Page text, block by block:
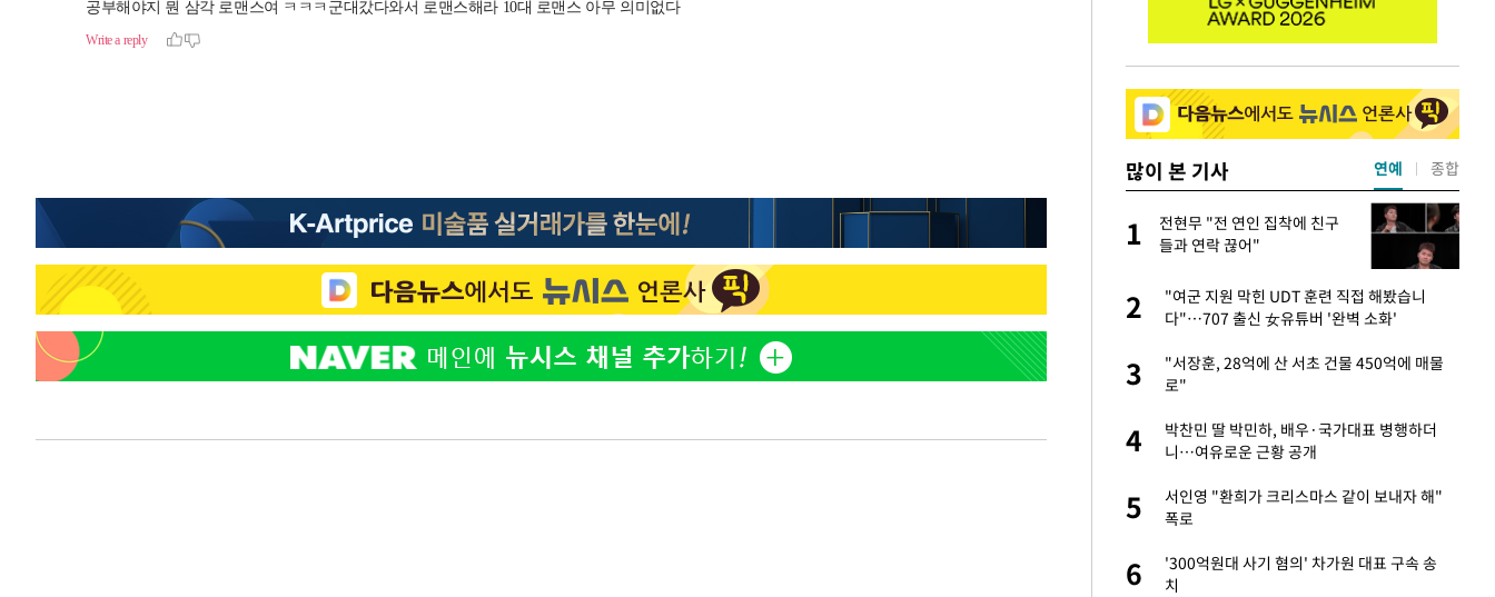
-21326초 전 >
[속보]종합특검, '관저이전 봐주기 감사' 유병호 구속기소
압수수색
-14519초 전 >
[속보]원·달러 환율, 오전 9시 1423.8원
-14315초 전 >[속보]삼성전자·SK하이닉스 동반 강보합…1%대 상승 출발
-14301초 전 >
[속보]코스닥, 5.95포인트(0.74%) 상승한 807.62개장
-14269초 전 >[속보]코스피, 6300선 재탈환…1.09% 오른 6365.07 개장
-11434초 전 >
시리아 다마스쿠스 교외에서 미니버스 폭발.. 14명 부상, 3명은 중
-10732초 전 >
입추에도 극한더위…서울 낮 39도 '폭염중대경보'
-4411초 전 >[속보]美, 폴리실리콘 수입 규제…파생제품 15% 관세, 120일 후 발
많이 본 기사
전현무 "전 연인 집착에 친구
들과 연락 끊어"
2
다"…707 출신 女유튜버 '완벽 소화'
3
"서장훈, 28억에 산 서초 건물 450억에 매물
로"
4
1
전현무 "전 연인 집착에 친구
들과 연락 끊어"
2
"여군 지원 막힌 UDT 훈련 직접 해봤습니
다"…707 출신 女유튜버 '완벽 소화'
3
"서장훈, 28억에 산 서초 건물 450억에 매물
로"
4
박찬민 딸 박민하, 배우·국가대표 병행하더
니…여유로운 근황 공개
5
서인영 "환희가 크리스마스 같이 보내자 해"
폭로
6
'300억원대 사기 혐의' 차가원 대표 구속 송
치
연예 종합